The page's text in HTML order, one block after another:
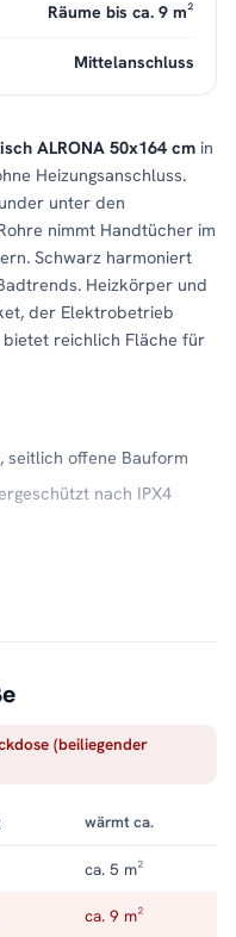
ALRONA 50x164 cm in
Heizungsanschluss.
unter den
nimmt Handtücher im
Schwarz harmoniert
Heizkörper und
der Elektrobetrieb
reichlich Fläche für
seitlich offene Bauform
nach IPX4
Der elektrische
kurz, und der
Blickfang. Alle
Räume bis ca. 9 m²
Mittelanschluss
(beiliegender
wärmt ca.
ca. 5 m²
ca. 9 m²